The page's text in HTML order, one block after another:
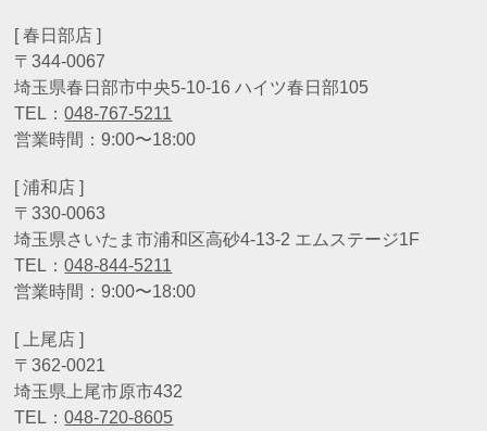
[ 春日部店 ]
〒344-0067
埼玉県春日部市中央5-10-16 ハイツ春日部105
TEL：048-767-5211
営業時間：9:00〜18:00
[ 浦和店 ]
〒330-0063
埼玉県さいたま市浦和区高砂4-13-2 エムステージ1F
TEL：048-844-5211
営業時間：9:00〜18:00
[ 上尾店 ]
〒362-0021
埼玉県上尾市原市432
TEL：048-720-8605